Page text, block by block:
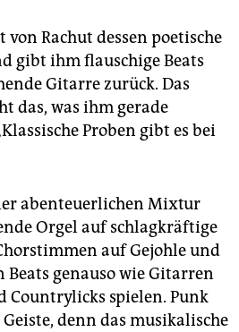
von Rachut dessen poetische
gibt ihm flauschige Beats
Gitarre zurück. Das
das, was ihm gerade
Proben gibt es bei
abenteuerlichen Mixtur
Orgel auf schlagkräftige
auf Gejohle und
Beats genauso wie Gitarren
Countrylicks spielen. Punk
denn das musikalische